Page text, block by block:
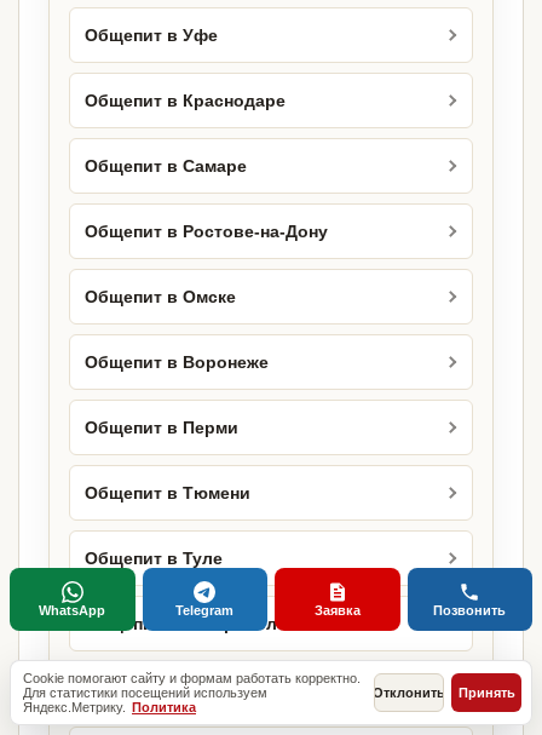
Общепит в Уфе
Общепит в Краснодаре
Общепит в Самаре
Общепит в Ростове-на-Дону
Общепит в Омске
Общепит в Воронеже
Общепит в Перми
Общепит в Тюмени
Общепит в Туле
Общепит в Ставрополе
Общепит в Сочи
Cookie помогают сайту и формам работать корректно.
Для статистики посещений используем
Яндекс.Метрику. Политика
Отклонить Принять
WhatsApp Telegram Заявка Позвонить